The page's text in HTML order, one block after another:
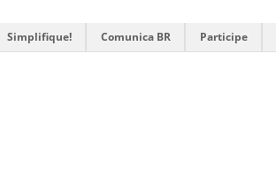
Simplifique! Comunica BR Participe